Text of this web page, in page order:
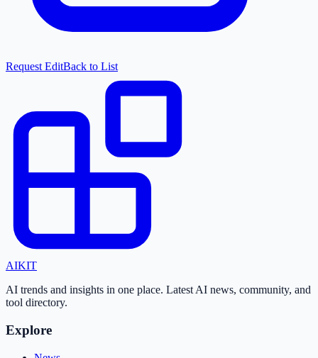
Request EditBack to List
AIKIT
AI trends and insights in one place. Latest AI news, community, and
tool directory.
Explore